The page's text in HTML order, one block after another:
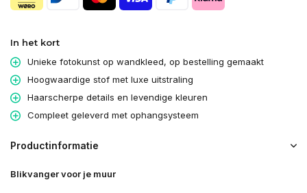
In het kort
Unieke fotokunst op wandkleed, op bestelling gemaakt
Hoogwaardige stof met luxe uitstraling
Haarscherpe details en levendige kleuren
Compleet geleverd met ophangsysteem
Productinformatie
Blikvanger voor je muur